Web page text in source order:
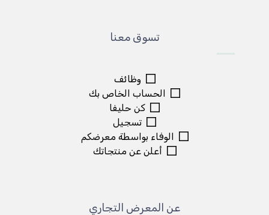
تسوق معنا
وظائف
الحساب الخاص بك
كن حليفا
تسجيل
الوفاء بواسطة معرضكم
أعلن عن منتجاتك
عن المعرض التجاري